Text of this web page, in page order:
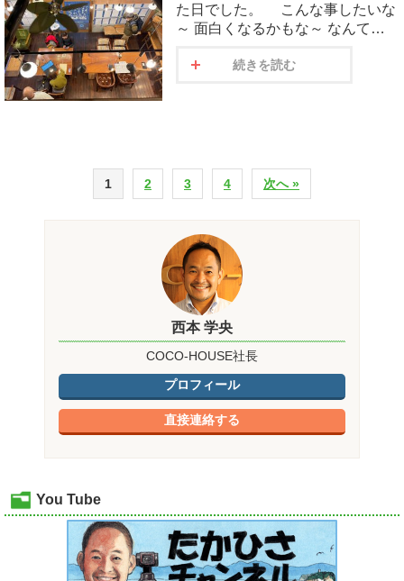
た日でした。 こんな事したいな
～ 面白くなるかもな～ なんて…
続きを読む
1 2 3 4 次へ »
西本 学央
COCO-HOUSE社長
プロフィール
直接連絡する
You Tube